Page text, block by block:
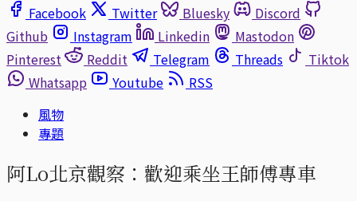
Facebook
Twitter Bluesky
Discord
Github
Instagram Linkedin
Mastodon
Pinterest
Reddit Telegram Threads
Tiktok
Whatsapp
Youtube
RSS
風物
專題
阿Lo北京觀察：歡迎乘坐王師傅專車